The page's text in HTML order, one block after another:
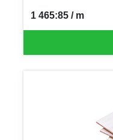
1 465:85 / m
SEK per M